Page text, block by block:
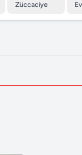
Züccaciye